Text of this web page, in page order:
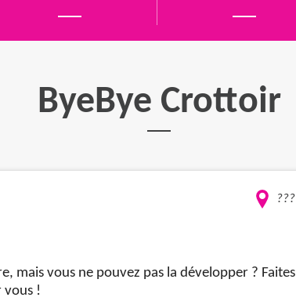
ByeBye Crottoir
???
mais vous ne pouvez pas la développer ? Faites
vous !